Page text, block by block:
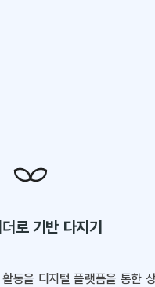
로 기반 다지기
동을 디지털 플랫폼을 통한